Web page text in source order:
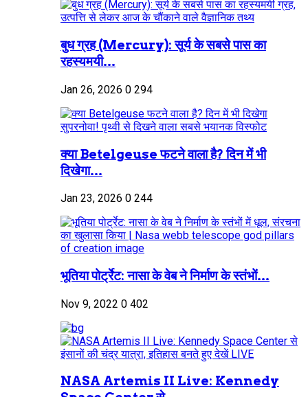
बुध ग्रह (Mercury): सूर्य के सबसे पास का
रहस्यमयी...
Jan 26, 2026 0 294
क्या Betelgeuse फटने वाला है? दिन में भी
दिखेगा...
Jan 23, 2026 0 244
भूतिया पोर्ट्रेट: नासा के वेब ने निर्माण के स्तंभों...
Nov 9, 2022 0 402
NASA Artemis II Live: Kennedy